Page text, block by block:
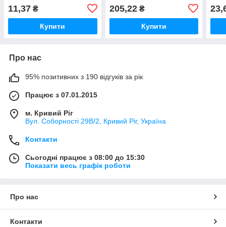
11,37 ₴
Купити
205,22₴
Купити
Про нас
95% позитивних з 190 відгуків за рік
Працює з 07.01.2015
м. Кривий Ріг
Вул. Соборності 29В/2, Кривий Ріг, Україна
Контакти
Сьогодні працює з 08:00 до 15:30
Показати весь графік роботи
Про нас
Контакти